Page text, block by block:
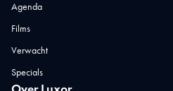
Agenda
Films
Verwacht
Specials